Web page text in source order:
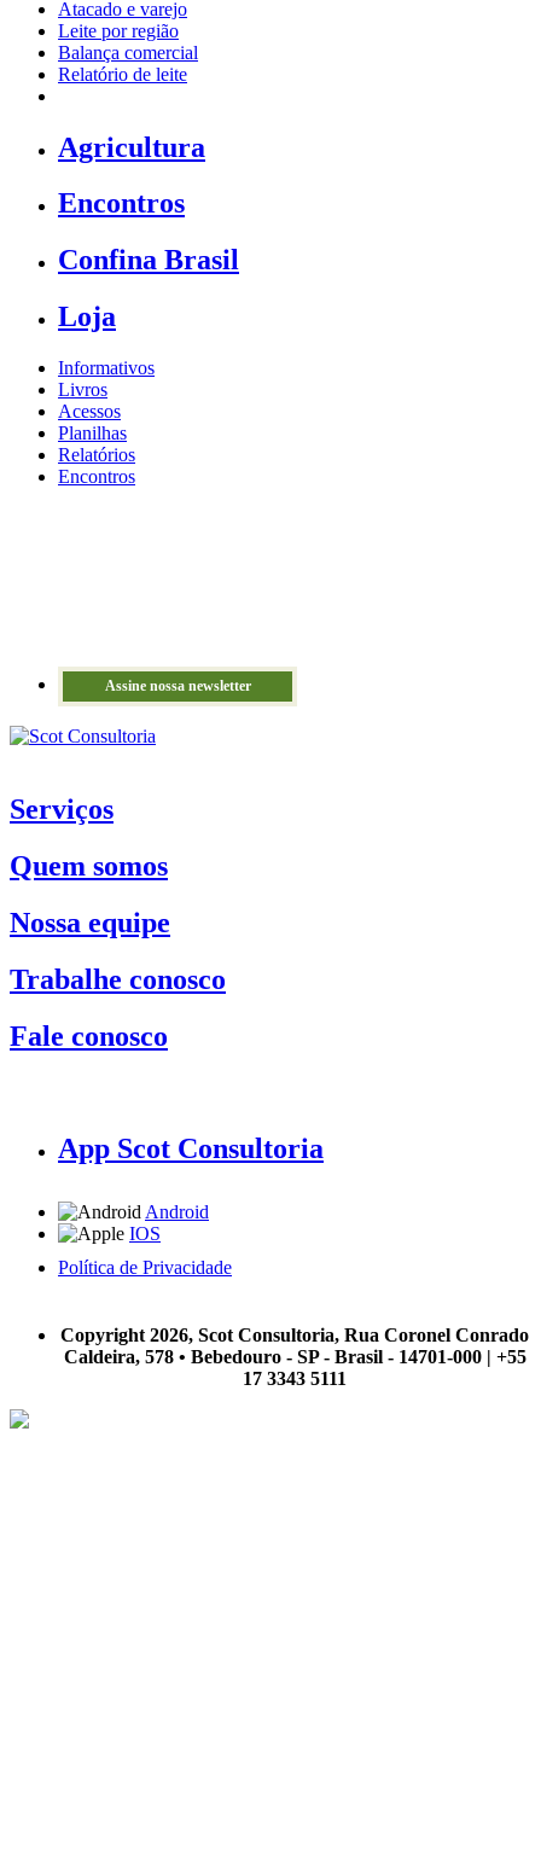
Atacado e varejo
Leite por região
Balança comercial
Relatório de leite
Agricultura
Encontros
Confina Brasil
Loja
Informativos
Livros
Acessos
Planilhas
Relatórios
Encontros
Assine nossa newsletter
Serviços
Quem somos
Nossa equipe
Trabalhe conosco
Fale conosco
App Scot Consultoria
Android
IOS
Política de Privacidade
Copyright 2026, Scot Consultoria, Rua Coronel Conrado
Caldeira, 578 • Bebedouro - SP - Brasil - 14701-000 | +55
17 3343 5111